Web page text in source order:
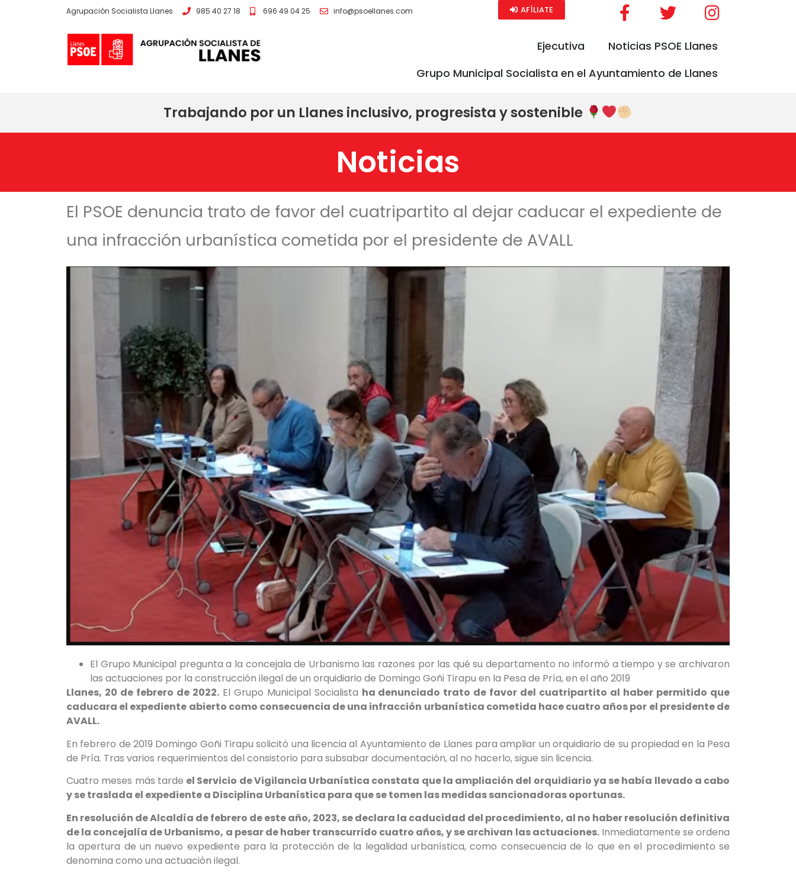
Agrupación Socialista Llanes 985 40 27 18 696 49 04 25 info@psoellanes.com AFÍLIATE
Ejecutiva
Noticias PSOE Llanes
Grupo Municipal Socialista en el Ayuntamiento de Llanes
Trabajando por un Llanes inclusivo, progresista y sostenible
Noticias
El PSOE denuncia trato de favor del cuatripartito al dejar caducar el expediente de
una infracción urbanística cometida por el presidente de AVALL
El Grupo Municipal pregunta a la concejala de Urbanismo las razones por las qué su departamento no informó a tiempo y se archivaron
las actuaciones por la construcción ilegal de un orquidiario de Domingo Goñi Tirapu en la Pesa de Pría, en el año 2019
Llanes, 20 de febrero de 2022.El Grupo Municipal Socialista ha denunciado trato de favor del cuatripartito al haber permitido que
caducara el expediente abierto como consecuencia de una infracción urbanística cometida hace cuatro años por el presidente de
AVALL.
En febrero de 2019 Domingo Goñi Tirapu solicitó una licencia al Ayuntamiento de Llanes para ampliar un orquidiario de su propiedad en la Pesa
de Pría. Tras varios requerimientos del consistorio para subsabar documentación, al no hacerlo, sigue sin licencia.
Cuatro meses más tarde el Servicio de Vigilancia Urbanística constata que la ampliación del orquidiario ya se había llevado a cabo
y se traslada el expediente a Disciplina Urbanística para que se tomen las medidas sancionadoras oportunas.
En resolución de Alcaldía de febrero de este año, 2023, se declara la caducidad del procedimiento, al no haber resolución definitiva
de la concejalía de Urbanismo, a pesar de haber transcurrido cuatro años, y se archivan las actuaciones.Inmediatamente se ordena
la apertura de un nuevo expediente para la protección de la legalidad urbanística, como consecuencia de lo que en el procedimiento se
denomina como una actuación ilegal.